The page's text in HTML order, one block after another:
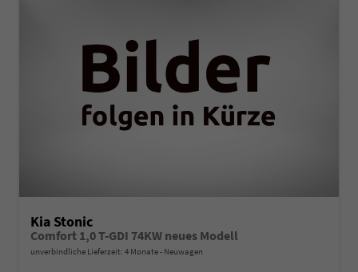
Kia Stonic
Comfort 1,0 T-GDI 74KW neues Modell
unverbindliche Lieferzeit: 4 Monate Neuwagen